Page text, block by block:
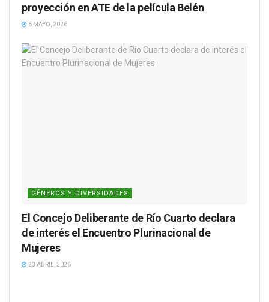
proyección en ATE de la película Belén
6 MAYO, 2026
GÉNEROS Y DIVERSIDADES
El Concejo Deliberante de Río Cuarto declara
de interés el Encuentro Plurinacional de
Mujeres
23 ABRIL, 2026